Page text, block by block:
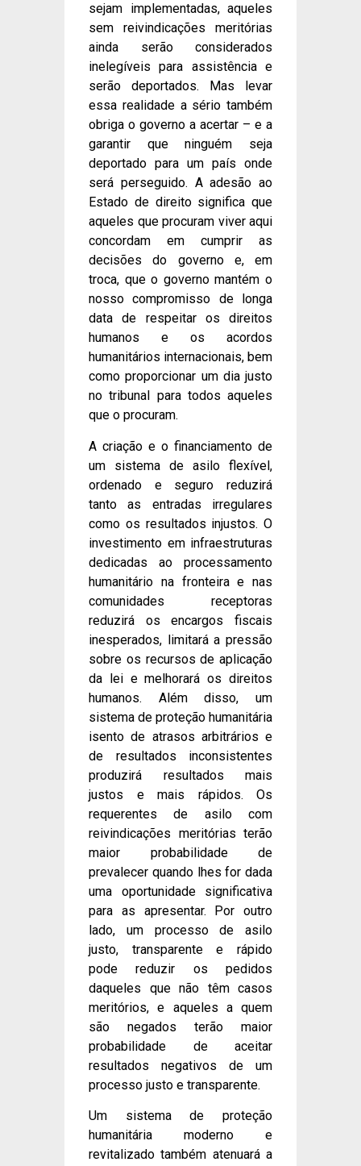
sejam implementadas, aqueles
sem reivindicações meritórias
ainda serão considerados
inelegíveis para assistência e
serão deportados. Mas levar
essa realidade a sério também
obriga o governo a acertar – e a
garantir que ninguém seja
deportado para um país onde
será perseguido. A adesão ao
Estado de direito significa que
aqueles que procuram viver aqui
concordam em cumprir as
decisões do governo e, em
troca, que o governo mantém o
nosso compromisso de longa
data de respeitar os direitos
humanos e os acordos
humanitários internacionais, bem
como proporcionar um dia justo
no tribunal para todos aqueles
que o procuram.
A criação e o financiamento de
um sistema de asilo flexível,
ordenado e seguro reduzirá
tanto as entradas irregulares
como os resultados injustos. O
investimento em infraestruturas
dedicadas ao processamento
humanitário na fronteira e nas
comunidades receptoras
reduzirá os encargos fiscais
inesperados, limitará a pressão
sobre os recursos de aplicação
da lei e melhorará os direitos
humanos. Além disso, um
sistema de proteção humanitária
isento de atrasos arbitrários e
de resultados inconsistentes
produzirá resultados mais
justos e mais rápidos. Os
requerentes de asilo com
reivindicações meritórias terão
maior probabilidade de
prevalecer quando lhes for dada
uma oportunidade significativa
para as apresentar. Por outro
lado, um processo de asilo
justo, transparente e rápido
pode reduzir os pedidos
daqueles que não têm casos
meritórios, e aqueles a quem
são negados terão maior
probabilidade de aceitar
resultados negativos de um
processo justo e transparente.
Um sistema de proteção
humanitária moderno e
revitalizado também atenuará a